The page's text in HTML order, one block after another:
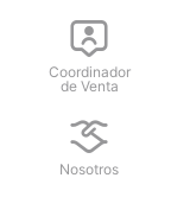
Coordinador
de Venta
Nosotros